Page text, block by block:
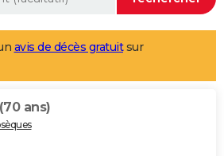
avis de décès gratuitsur
(70 ans)